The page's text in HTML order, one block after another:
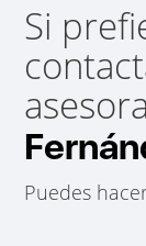
Si
Puedes